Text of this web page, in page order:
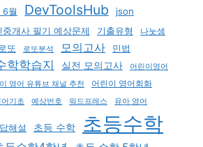
월 DevToolsHub json
중개사 필기 예상문제 기출유형 나눗셈
로또 로또분석 모의고사
민법
학학습지 실전 모의고사
어린이영어
영어 유튜브 채널 추천
어린이 영어회화
어기초 예상번호 워드프레스 유아 영어
해설 초등 수학 초등수학